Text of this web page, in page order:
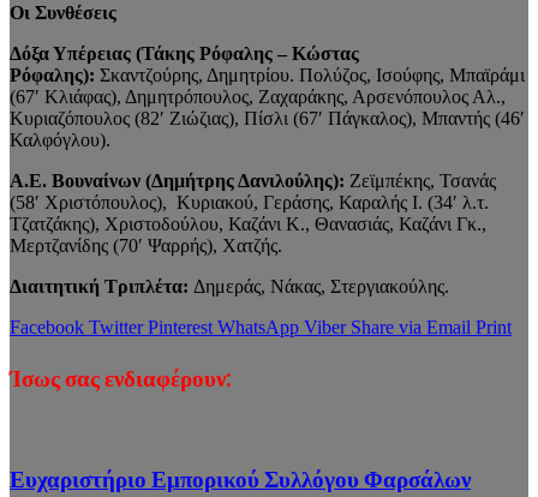
Οι Συνθέσεις
Δόξα Υπέρειας (Τάκης Ρόφαλης – Κώστας
Ρόφαλης): Σκαντζούρης, Δημητρίου. Πολύζος, Ισούφης, Μπαϊράμι
(67′ Κλιάφας), Δημητρόπουλος, Ζαχαράκης, Αρσενόπουλος Αλ.,
Κυριαζόπουλος (82′ Ζιώζιας), Πίσλι (67′ Πάγκαλος), Μπαντής (46′
Καλφόγλου).
Α.Ε. Βουναίνων (Δημήτρης Δανιλούλης): Ζεϊμπέκης, Τσανάς
(58′ Χριστόπουλος), Κυριακού, Γεράσης, Καραλής Ι. (34′ λ.τ.
Τζατζάκης), Χριστοδούλου, Καζάνι Κ., Θανασιάς, Καζάνι Γκ.,
Μερτζανίδης (70′ Ψαρρής), Χατζής.
Διαιτητική Τριπλέτα: Δημεράς, Νάκας, Στεργιακούλης.
Facebook Twitter Pinterest WhatsApp Viber Share via Email Print
Ίσως σας ενδιαφέρουν:
Ευχαριστήριο Εμπορικού Συλλόγου Φαρσάλων